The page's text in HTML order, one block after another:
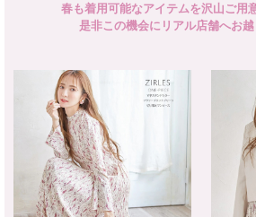
春も着用可能なアイテムを沢山ご用
是非この機会にリアル店舗へお越